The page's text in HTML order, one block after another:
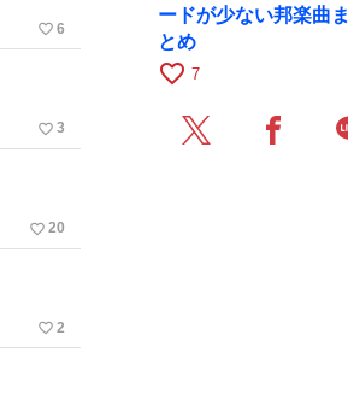
favorite_border 6
favorite_border 3
favorite_border 20
favorite_border 2
ードが少ない邦楽曲ま
とめ
favorite_border 7